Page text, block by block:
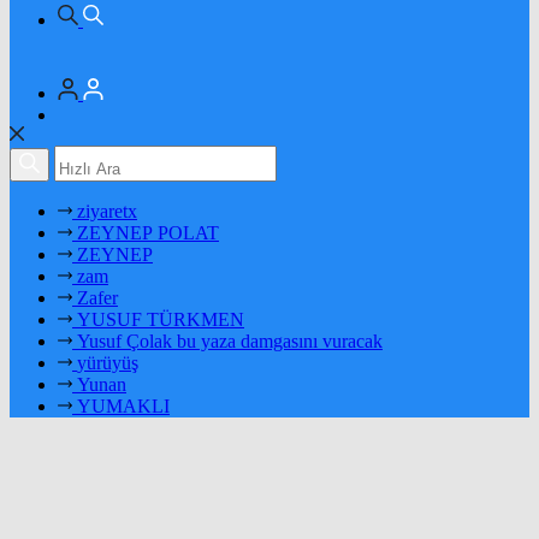
ziyaretx
ZEYNEP POLAT
ZEYNEP
zam
Zafer
YUSUF TÜRKMEN
Yusuf Çolak bu yaza damgasını vuracak
yürüyüş
Yunan
YUMAKLI